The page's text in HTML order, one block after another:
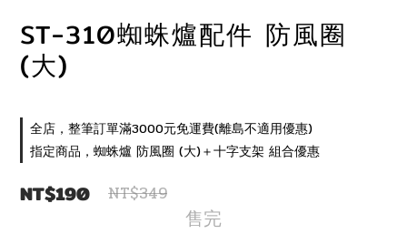
ST-310蜘蛛爐配件 防風圈
(大)
全店，整筆訂單滿3000元免運費(離島不適用優惠)
指定商品，蜘蛛爐 防風圈 (大)＋十字支架 組合優惠
NT$190 NT$349
售完